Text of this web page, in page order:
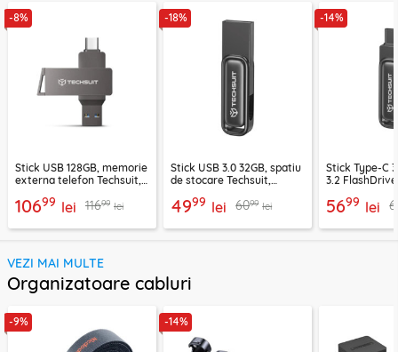
-8%
Stick USB 128GB, memorie
externa telefon Techsuit,
10699 lei 11699 lei
-18%
Stick USB 3.0 32GB, spatiu
de stocare Techsuit,
4999 lei 6099 lei
-14%
Stick Type-C
3.2
5699 lei
VEZI MAI MULTE
Organizatoare cabluri
-9% -14%